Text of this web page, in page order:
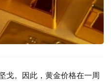
戈。因此，黄金价格在一周